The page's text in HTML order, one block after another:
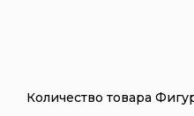
Количество товара